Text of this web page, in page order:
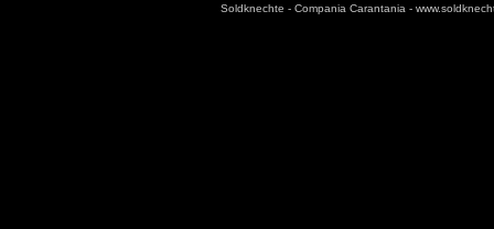
Soldknechte - Compania Carantania -